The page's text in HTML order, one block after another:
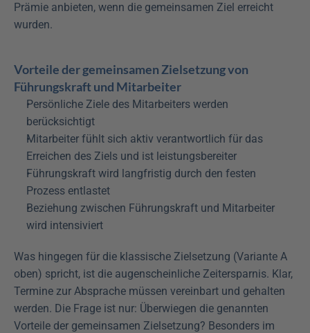
Prämie anbieten, wenn die gemeinsamen Ziel erreicht
wurden.
Vorteile der gemeinsamen Zielsetzung von
Führungskraft und Mitarbeiter
Persönliche Ziele des Mitarbeiters werden
berücksichtigt
Mitarbeiter fühlt sich aktiv verantwortlich für das
Erreichen des Ziels und ist leistungsbereiter
Führungskraft wird langfristig durch den festen
Prozess entlastet
Beziehung zwischen Führungskraft und Mitarbeiter
wird intensiviert
Was hingegen für die klassische Zielsetzung (Variante A
oben) spricht, ist die augenscheinliche Zeitersparnis. Klar,
Termine zur Absprache müssen vereinbart und gehalten
werden. Die Frage ist nur: Überwiegen die genannten
Vorteile der gemeinsamen Zielsetzung? Besonders im